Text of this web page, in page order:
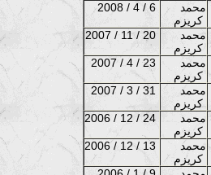
2008 / 4 / 6
محمد
كريزم
2007 / 11 / 20
محمد
كريزم
2007 / 4 / 23
محمد
كريزم
2007 / 3 / 31
محمد
كريزم
2006 / 12 / 24
محمد
كريزم
2006 / 12 / 13
محمد
كريزم